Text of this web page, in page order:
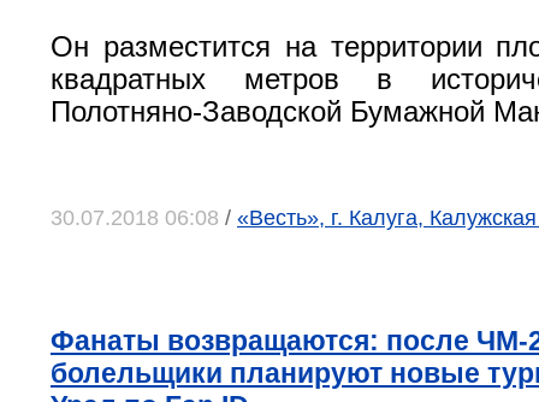
Он разместится на территории
квадратных метров в
Полотняно-Заводской Бумажной
30.07.2018 06:08 / «Весть», г. Калуга,
Фанаты возвращаются: после ЧМ-
болельщики планируют новые